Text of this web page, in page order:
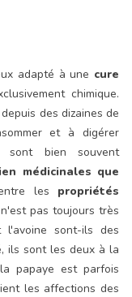
adapté à une cure
chimique.
des dizaines de
et à digérer
sont bien souvent
médicinales que
les propriétés
n'est pas toujours très
sont-ils des
ils sont les deux à la
papaye est parfois
les affections des